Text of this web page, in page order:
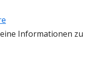
Informationen zu